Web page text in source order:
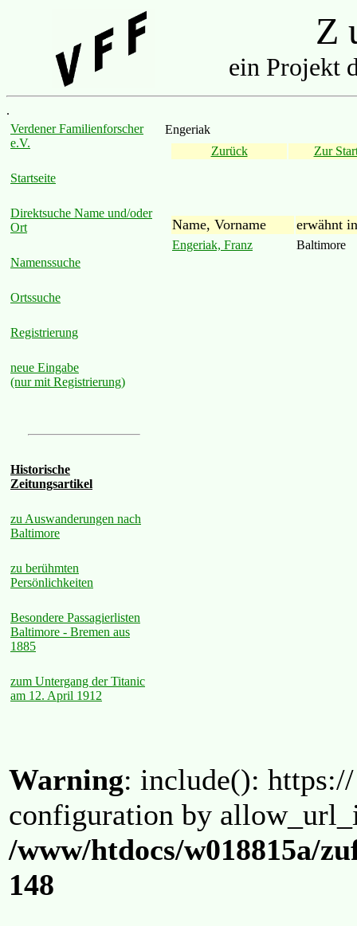
Z
ein Projekt
.
Verdener Familienforscher
e.V.
Startseite
Direktsuche Name und/oder
Ort
Namenssuche
Ortssuche
Registrierung
neue Eingabe
(nur mit Registrierung)
Historische
Zeitungsartikel
zu Auswanderungen nach
Baltimore
zu berühmten
Persönlichkeiten
Besondere Passagierlisten
Baltimore - Bremen aus
1885
zum Untergang der Titanic
am 12. April 1912
Engeriak
Zurück
Zur
Name, Vorname erwähnt in
Engeriak, Franz Baltimore
Warning: include():
configuration by
/www/htdocs/w018815a/
148